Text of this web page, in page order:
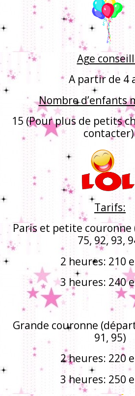
Age
A partir de 4
Nombre d’enfants
15 (Pour plus de petits
Tarifs:
Paris et petite
75, 92, 93,
2 heures: 210
3 heures: 240
Grande couronne
91, 95)
2 heures: 220
3 heures: 250